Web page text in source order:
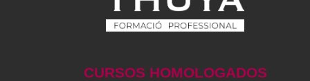
CURSOS HOMOLOGADOS